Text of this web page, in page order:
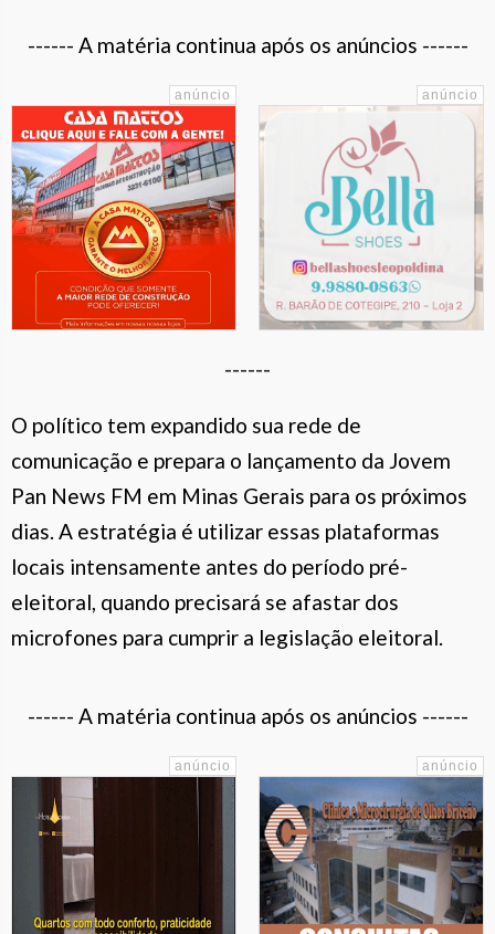
------ A matéria continua após os anúncios ------
------
O político tem expandido sua rede de
comunicação e prepara o lançamento da Jovem
Pan News FM em Minas Gerais para os próximos
dias. A estratégia é utilizar essas plataformas
locais intensamente antes do período pré-
eleitoral, quando precisará se afastar dos
microfones para cumprir a legislação eleitoral.
------ A matéria continua após os anúncios ------